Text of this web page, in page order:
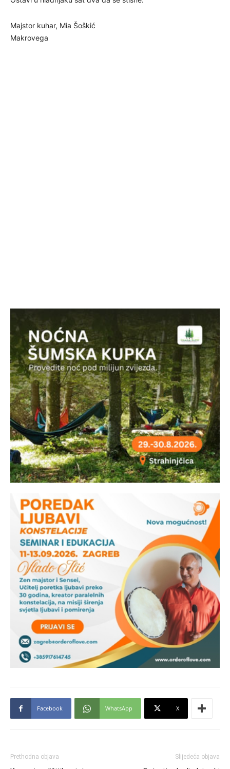
Majstor kuhar, Mia Šoškić
Makrovega
Facebook WhatsApp X
Prethodna objava Slijedeća objava